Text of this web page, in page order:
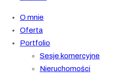
O mnie
Oferta
Portfolio
Sesje komercyjne
Nieruchomości